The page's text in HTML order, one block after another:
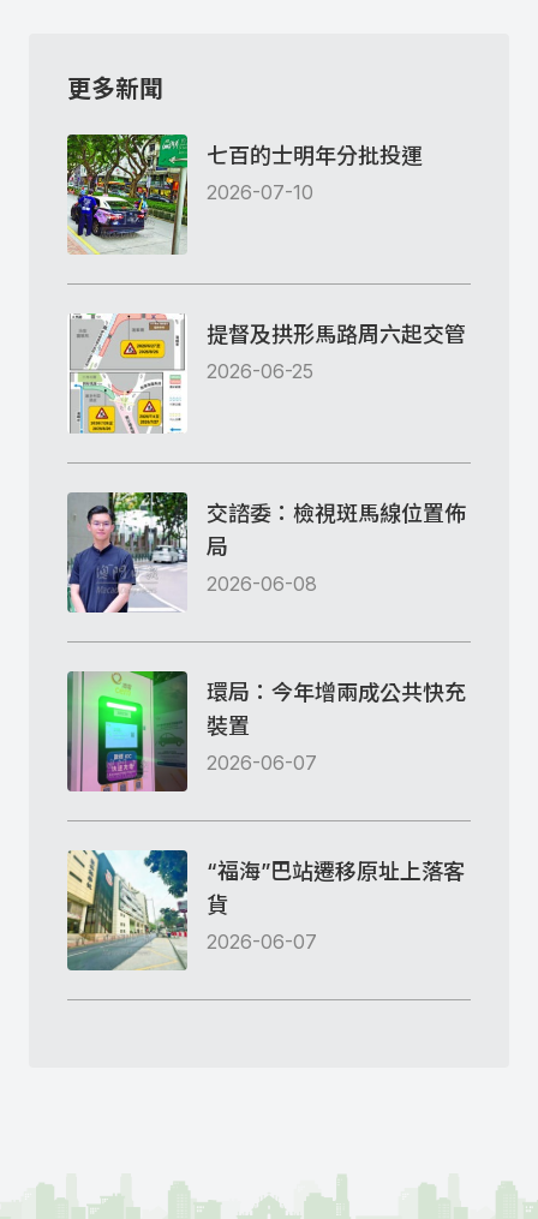
更多新聞
七百的士明年分批投運
2026-07-10
提督及拱形馬路周六起交管
2026-06-25
交諮委：檢視斑馬線位置佈
局
2026-06-08
環局：今年增兩成公共快充
裝置
2026-06-07
“福海”巴站遷移原址上落客
貨
2026-06-07